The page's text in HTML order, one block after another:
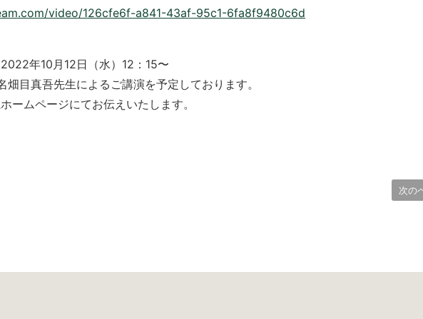
video/126cfe6f-a841-43af-95c1-6fa8f9480c6d
年10月12日（水）12：15〜
目真吾先生によるご講演を予定しております。
ームページにてお伝えいたします。
次の